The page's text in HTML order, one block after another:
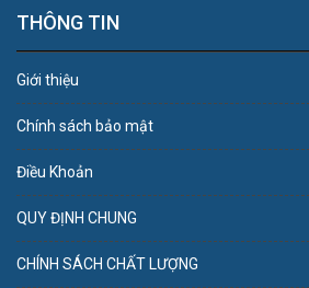
THÔNG TIN
Giới thiệu
Chính sách bảo mật
Điều Khoản
QUY ĐỊNH CHUNG
CHÍNH SÁCH CHẤT LƯỢNG